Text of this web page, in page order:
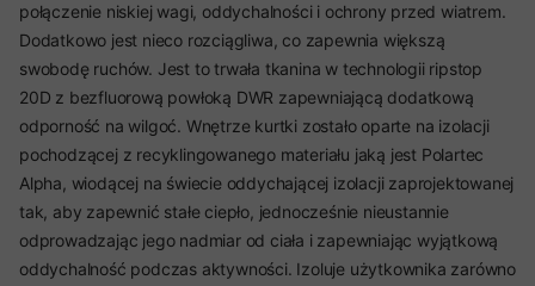
połączenie niskiej wagi, oddychalności i ochrony przed wiatrem.
Dodatkowo jest nieco rozciągliwa, co zapewnia większą
swobodę ruchów. Jest to trwała tkanina w technologii ripstop
20D z bezfluorową powłoką DWR zapewniającą dodatkową
odporność na wilgoć. Wnętrze kurtki zostało oparte na izolacji
pochodzącej z recyklingowanego materiału jaką jest Polartec
Alpha, wiodącej na świecie oddychającej izolacji zaprojektowanej
tak, aby zapewnić stałe ciepło, jednocześnie nieustannie
odprowadzając jego nadmiar od ciała i zapewniając wyjątkową
oddychalność podczas aktywności. Izoluje użytkownika zarówno